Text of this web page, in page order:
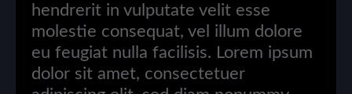
hendrerit in vulputate velit esse
molestie consequat, vel illum dolore
eu feugiat nulla facilisis. Lorem ipsum
dolor sit amet, consectetuer